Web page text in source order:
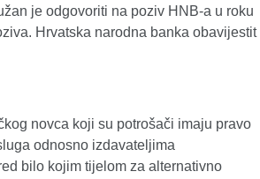
je odgovoriti na poziv HNB-a u roku
Hrvatska narodna banka obavijestit
novca koji su potrošači imaju pravo
odnosno izdavateljima
bilo kojim tijelom za alternativno